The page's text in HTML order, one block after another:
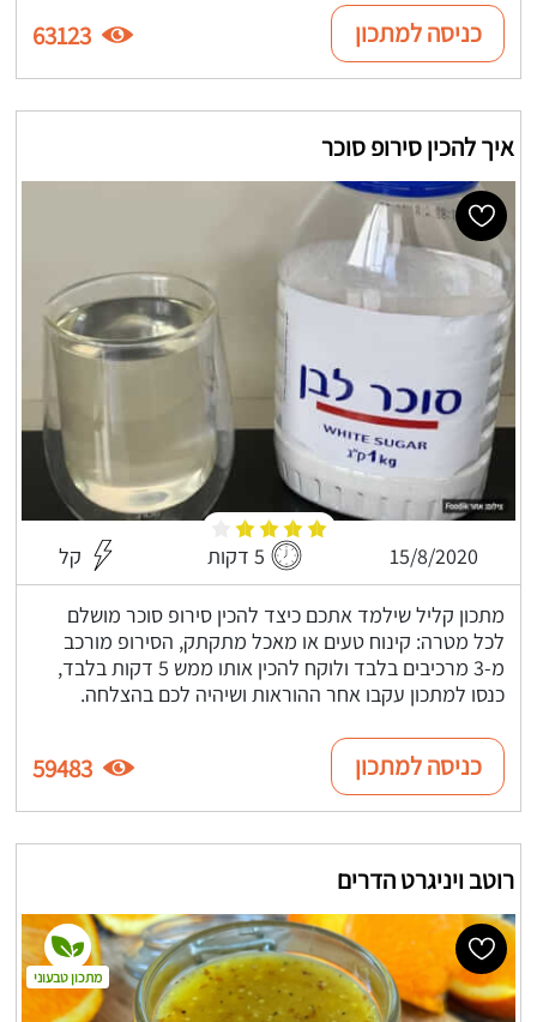
כניסה למתכון 63123
איך להכין סירופ סוכר
15/8/2020 5 דקות קל
מתכון קליל שילמד אתכם כיצד להכין סירופ סוכר מושלם
לכל מטרה: קינוח טעים או מאכל מתקתק, הסירופ מורכב
מ-3 מרכיבים בלבד ולוקח להכין אותו ממש 5 דקות בלבד,
כנסו למתכון עקבו אחר ההוראות ושיהיה לכם בהצלחה.
כניסה למתכון 59483
רוטב ויניגרט הדרים
מתכון טבעוני